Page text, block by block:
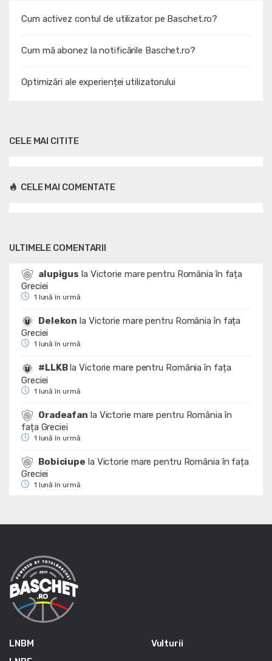
Cum activez contul de utilizator pe Baschet.ro?
Cum mă abonez la notificările Baschet.ro?
Optimizări ale experienței utilizatorului
CELE MAI CITITE
CELE MAI COMENTATE
ULTIMELE COMENTARII
alupigus la Victorie mare pentru România în fața
Greciei
1 lună în urmă
Delekon la Victorie mare pentru România în fața
Greciei
1 lună în urmă
#LLKBlaVictorie mare pentru România în fața
Greciei
1 lună în urmă
Oradeafan la Victorie mare pentru România în
fața Greciei
1 lună în urmă
Bobiciupe la Victorie mare pentru România în fața
Greciei
1 lună în urmă
LNBM
Vulturii